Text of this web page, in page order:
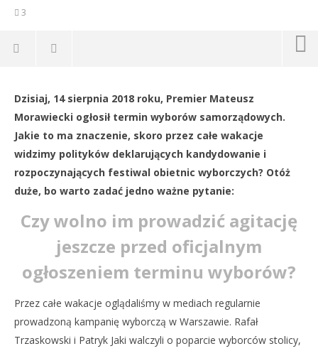
3
NOW VIEWING
14
sierpnia
REDAKCJA
Dzisiaj, 14 sierpnia 2018 roku, Premier Mateusz
Morawiecki ogłosił termin wyborów samorządowych.
Jakie to ma znaczenie, skoro przez całe wakacje
widzimy polityków deklarujących kandydowanie i
rozpoczynających festiwal obietnic wyborczych? Otóż
duże, bo warto zadać jedno ważne pytanie:
Czy wolno im prowadzić agitację
jeszcze przed oficjalnym
ogłoszeniem terminu wyborów?
Przez całe wakacje oglądaliśmy w mediach regularnie
prowadzoną kampanię wyborczą w Warszawie. Rafał
Trzaskowski i Patryk Jaki walczyli o poparcie wyborców stolicy,